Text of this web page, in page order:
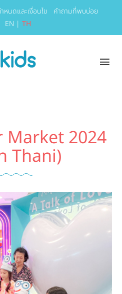
หนดและเงื่อนไข
คำถามที่พบบ่อย
EN | TH
Market 2024
Thani)